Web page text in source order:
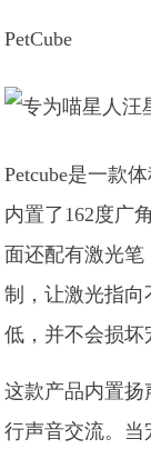
PetCube
Petcube是一款
内置了162度广
面还配有激光
制，让激光指向
低，并不会损坏
这款产品内置
行声音交流。